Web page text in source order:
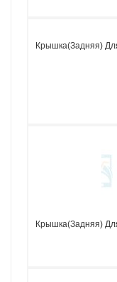
Крышка(задняя)
Крышка(задняя)